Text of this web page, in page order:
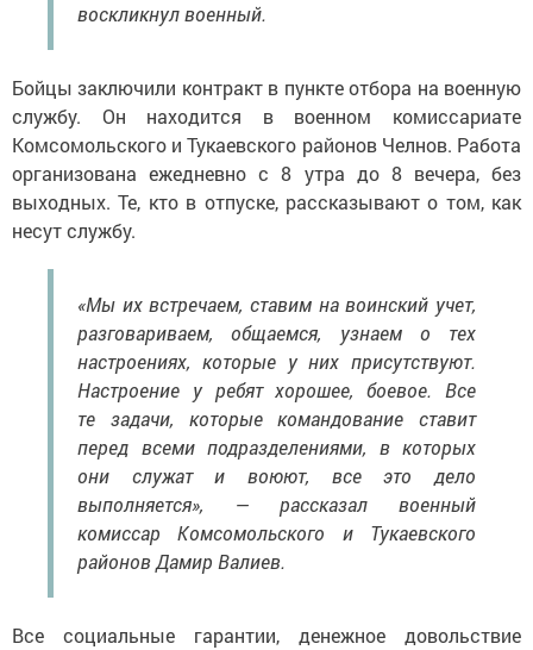
воскликнул военный.
Бойцы заключили контракт в пункте отбора на военную
службу. Он находится в военном комиссариате
Комсомольского и Тукаевского районов Челнов. Работа
организована ежедневно с 8 утра до 8 вечера, без
выходных. Те, кто в отпуске, рассказывают о том, как
несут службу.
«Мы их встречаем, ставим на воинский учет,
разговариваем, общаемся, узнаем о тех
настроениях, которые у них присутствуют.
Настроение у ребят хорошее, боевое. Все
те задачи, которые командование ставит
перед всеми подразделениями, в которых
они служат и воюют, все это дело
выполняется», — рассказал военный
комиссар Комсомольского и Тукаевского
районов Дамир Валиев.
Все социальные гарантии, денежное довольствие